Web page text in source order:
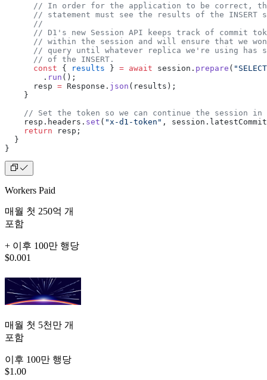
// In order for the application to be correct,
// statement must see the results of the INSERT
      //
// D1's new Session API keeps track of commit
// within the session and will ensure that we
// query until whatever replica we're using has
      // of the INSERT.
      const
{ results } = await session. prepare (
        .
run ();
      resp
= Response. json (results);
    }
// Set the token so we can continue the session in
    resp.headers.
set ( "x-d1-token" ,
    return
resp;
  }
}
Workers Paid
매월 첫 250억 개
포함
+ 이후 100만 행당
$0.001
매월 첫 5천만 개
포함
이후 100만 행당
$1.00